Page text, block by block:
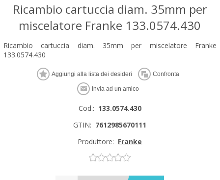
Ricambio cartuccia diam. 35mm per
miscelatore Franke 133.0574.430
Ricambio cartuccia diam. 35mm per miscelatore Franke
133.0574.430
Cod.: 133.0574.430
GTIN: 7612985670111
Produttore: Franke